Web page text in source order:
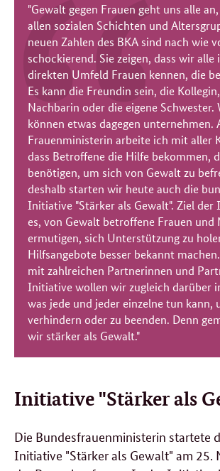
"Gewalt gegen Frauen geht uns alle
allen sozialen Schichten und
neuen Zahlen des BKA sind nach wie
schockierend. Sie zeigen, dass wir alle
direkten Umfeld Frauen kennen, die
Es kann die Freundin sein, die
Nachbarin oder die eigene Schwester.
können etwas dagegen unternehmen.
Frauenministerin arbeite ich mit aller
dass Betroffene die Hilfe bekommen,
benötigen, um sich von Gewalt zu
deshalb starten wir heute auch die
Initiative "Stärker als Gewalt". Ziel
es, von Gewalt betroffene Frauen und
ermutigen, sich Unterstützung zu
Hilfsangebote besser bekannt
mit zahlreichen Partnerinnen und
Initiative wollen wir zugleich darüber
was jede und jeder einzelne tun kann,
verhindern oder zu beenden. Denn
wir stärker als Gewalt."
Initiative "Stärker als
Die Bundesfrauenministerin startete
Initiative "Stärker als Gewalt" am 25.